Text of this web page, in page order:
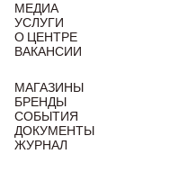
МЕДИА
УСЛУГИ
О ЦЕНТРЕ
ВАКАНСИИ
МАГАЗИНЫ
БРЕНДЫ
СОБЫТИЯ
ДОКУМЕНТЫ
ЖУРНАЛ